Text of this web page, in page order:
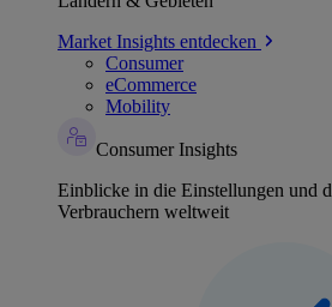
Market Insights entdecken
Consumer
eCommerce
Mobility
Consumer Insights
Einblicke in die Einstellungen und
Verbrauchern weltweit